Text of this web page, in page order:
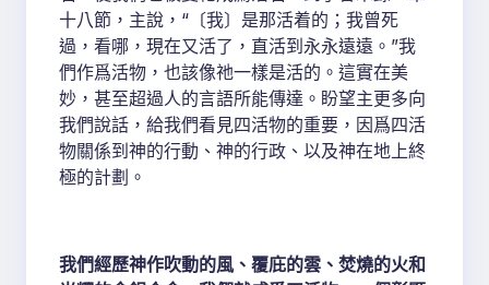
十八節，主說，“〔我〕是那活着的；我曾死
過，看哪，現在又活了，直活到永永遠遠。”我
們作爲活物，也該像祂一樣是活的。這實在美
妙，甚至超過人的言語所能傳達。盼望主更多向
我們說話，給我們看見四活物的重要，因爲四活
物關係到神的行動、神的行政、以及神在地上終
極的計劃。
我們經歷神作吹動的風、覆庇的雲、焚燒的火和